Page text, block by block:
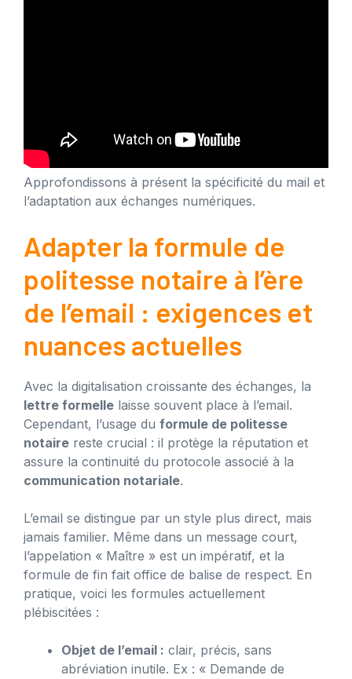
Approfondissons à présent la spécificité du mail et
l’adaptation aux échanges numériques.
Adapter la formule de
politesse notaire à l’ère
de l’email : exigences et
nuances actuelles
Avec la digitalisation croissante des échanges, la
lettre formelle laisse souvent place à l’email.
Cependant, l’usage du formule de politesse
notaire reste crucial : il protège la réputation et
assure la continuité du protocole associé à la
communication notariale.
L’email se distingue par un style plus direct, mais
jamais familier. Même dans un message court,
l’appelation « Maître » est un impératif, et la
formule de fin fait office de balise de respect. En
pratique, voici les formules actuellement
plébiscitées :
Objet de l’email : clair, précis, sans
abréviation inutile. Ex : « Demande de